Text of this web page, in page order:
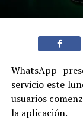
WhatsApp
servicio este
usuarios
la aplicación.